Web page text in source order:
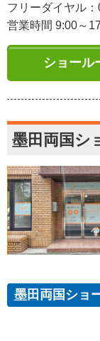
フリーダイヤル
営業時間 9:00～
ショール
墨田両国シ
墨田両国ショ